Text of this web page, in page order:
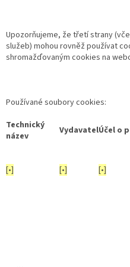
Upozorňujeme, že třetí strany
služeb) mohou rovněž používat
shromažďovaným cookies na
Používané soubory cookies:
Technický
název
VydavatelÚčel o
[•] [•] [•]